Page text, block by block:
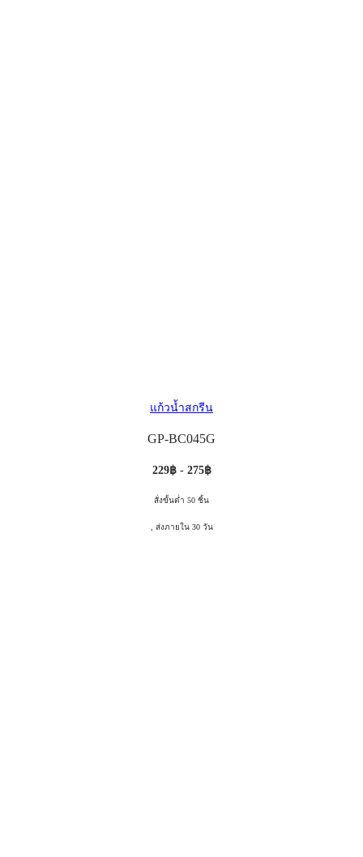
แก้วน้ำสกรีน
GP-BC045G
229฿ - 275฿
สั่งขั้นต่ำ 50 ชิ้น
, ส่งภายใน 30 วัน